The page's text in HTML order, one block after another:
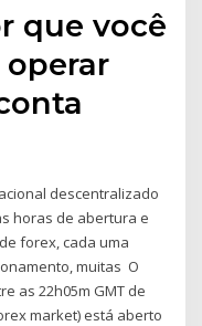
que você
operar
descentralizado
horas de abertura e
forex, cada uma
muitas O
as 22h05m GMT de
market) está aberto